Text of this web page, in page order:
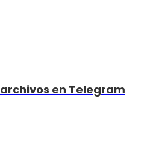
en Telegram